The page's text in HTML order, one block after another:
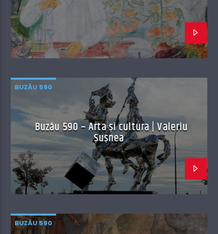
BUZĂU 590
Buzău 590 – Arta și cultura | Valeriu
Șușnea
BUZĂU 590